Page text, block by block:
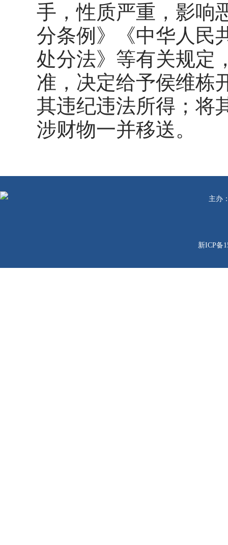
手，性质严重，影响
分条例》《中华人民
处分法》等有关规定
准，决定给予侯维栋
其违纪违法所得；将
涉财物一并移送。
主办
新ICP备